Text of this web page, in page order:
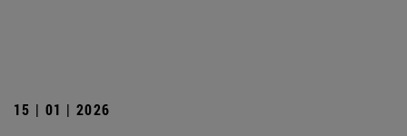
15 | 01 | 2026